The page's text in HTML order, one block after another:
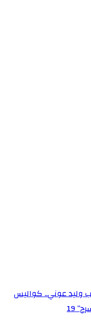
وليد عوني.. كواليس
19